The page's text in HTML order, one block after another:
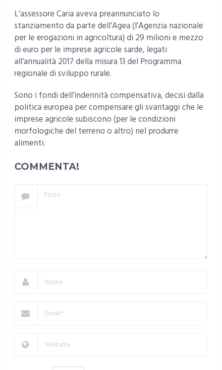
L’assessore Caria aveva preannunciato lo
stanziamento da parte dell’Agea (l’Agenzia nazionale
per le erogazioni in agricoltura) di 29 milioni e mezzo
di euro per le imprese agricole sarde, legati
all’annualità 2017 della misura 13 del Programma
regionale di sviluppo rurale.
Sono i fondi dell’indennità compensativa, decisi dalla
politica europea per compensare gli svantaggi che le
imprese agricole subiscono (per le condizioni
morfologiche del terreno o altro) nel produrre
alimenti.
COMMENTA!